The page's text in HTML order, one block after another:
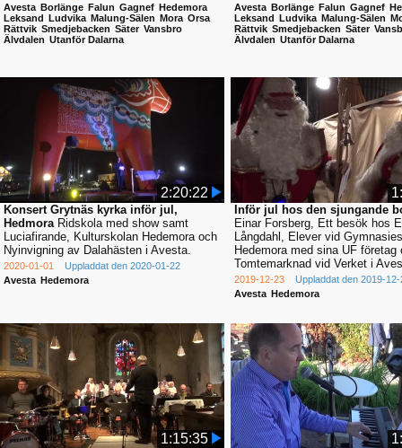
Avesta Borlänge Falun Gagnef Hedemora
Leksand Ludvika Malung-Sälen Mora Orsa
Rättvik Smedjebacken Säter Vansbro
Älvdalen Utanför Dalarna
Avesta Borlänge Falun Gagnef
Leksand Ludvika Malung-Sälen
Rättvik Smedjebacken Säter
Älvdalen Utanför Dalarna
2:20:22
Konsert Grytnäs kyrka inför jul,
HedmoraRidskola med show samt
Luciafirande, Kulturskolan Hedemora och
Nyinvigning av Dalahästen i Avesta.
2020-01-01
Uppladdat den 2020-01-22
Avesta Hedemora
Inför jul hos den sjungande
Einar Forsberg, Ett besök hos
Långdahl, Elever vid
Hedemora med sina UF företag
Tomtemarknad vid Verket i
2019-12-23
Uppladdat den 2019-12-
Avesta Hedemora
1:15:35